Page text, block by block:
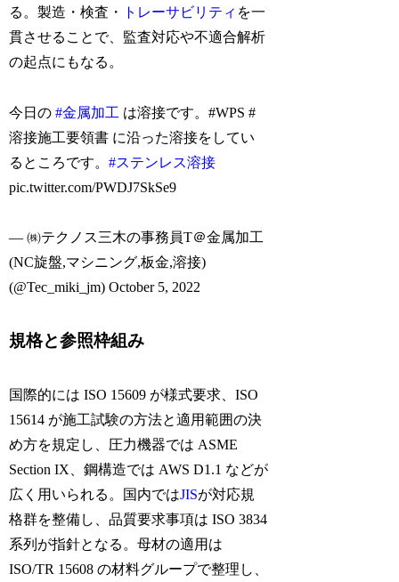
る。製造・検査・
トレーサビリティ を一
貫させることで、監査対応や不適合解析
の起点にもなる。
今日の#金属加工 は溶接です。#WPS #
溶接施工要領書 に沿った溶接をしてい
るところです。#ステンレス溶接
pic.twitter.com/PWDJ7SkSe9
— ㈱テクノス三木の事務員T＠金属加工
(NC旋盤,マシニング,板金,溶接)
(@Tec_miki_jm) October 5, 2022
規格と参照枠組み
国際的には ISO 15609 が様式要求、ISO
15614 が施工試験の方法と適用範囲の決
め方を規定し、圧力機器では ASME
Section IX、鋼構造では AWS D1.1 などが
広く用いられる。国内ではJISが対応規
格群を整備し、品質要求事項は ISO 3834
系列が指針となる。母材の適用は
ISO/TR 15608 の材料グループで整理し、